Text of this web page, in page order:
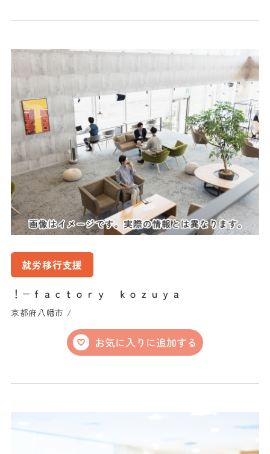
就労移行支援
！−ｆａｃｔｏｒｙ ｋｏｚｕｙａ
京都府八幡市 /
お気に入りに追加する